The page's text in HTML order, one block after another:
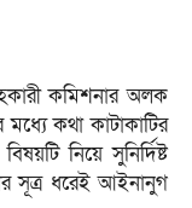
কমিশনার অলক
মধ্যে কথা কাটাকাটির
নিয়ে সুনির্দিষ্ট
সূত্র ধরেই আইনানুগ